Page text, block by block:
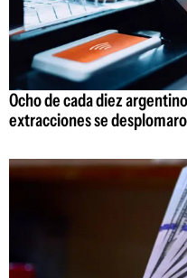
Ocho de cada diez
extracciones se